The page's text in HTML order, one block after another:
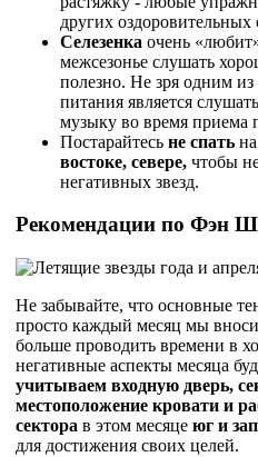
других оздоровительных
Селезенка очень
межсезонье слушать
полезно. Не зря одним
питания является
музыку во время приема
Постарайтесь не спать на
востоке, севере, чтобы
негативных звезд.
Рекомендации по Фэн
Не забывайте, что основные
просто каждый месяц мы
больше проводить времени в
негативные аспекты месяца
учитываем входную дверь,
местоположение кровати и
сектора в этом месяце юг и
для достижения своих целей.